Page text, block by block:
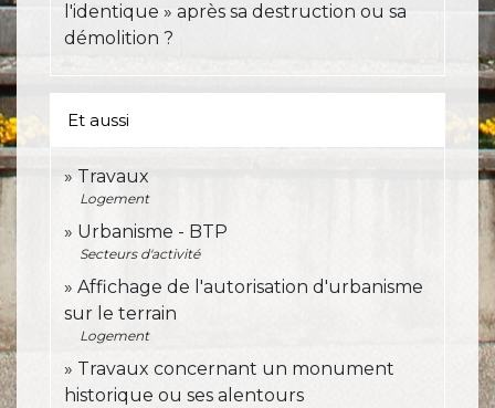
l'identique » après sa destruction ou sa
démolition ?
Et aussi
Travaux
Logement
Urbanisme - BTP
Secteurs d'activité
Affichage de l'autorisation d'urbanisme
sur le terrain
Logement
Travaux concernant un monument
historique ou ses alentours